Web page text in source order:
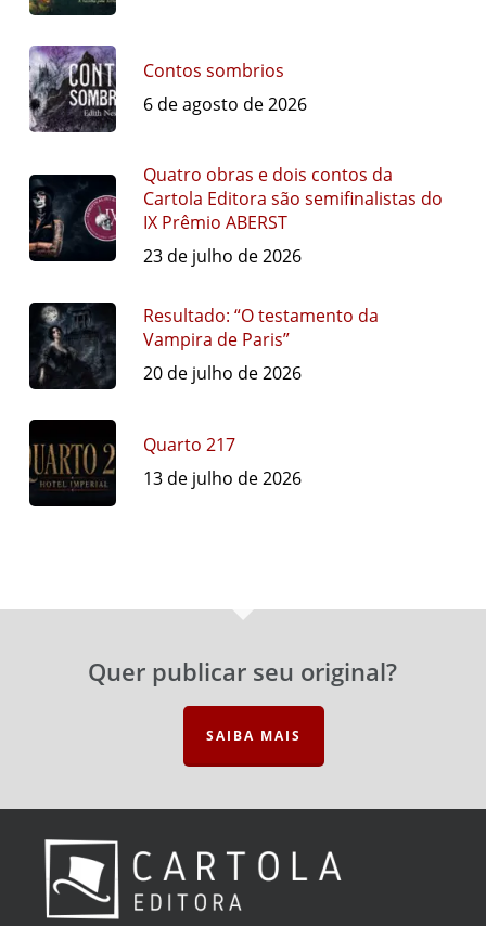
Contos sombrios
6 de agosto de 2026
Quatro obras e dois contos da
Cartola Editora são semifinalistas do
IX Prêmio ABERST
23 de julho de 2026
Resultado: “O testamento da
Vampira de Paris”
20 de julho de 2026
Quarto 217
13 de julho de 2026
Quer publicar seu original?
SAIBA MAIS